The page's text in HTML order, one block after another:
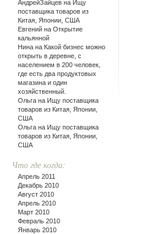
АндрейЗайцев на Ищу
поставщика товаров из
Китая, Японии, США
Евгений на Открытие
кальянной
Нина на Какой бизнес можно
открыть в деревне, с
населением в 200 человек,
где есть два продуктовых
магазина и один
хозяйственный.
Ольга на Ищу поставщика
товаров из Китая, Японии,
США
Ольга на Ищу поставщика
товаров из Китая, Японии,
США
Что где когда:
Апрель 2011
Декабрь 2010
Август 2010
Апрель 2010
Март 2010
Февраль 2010
Январь 2010